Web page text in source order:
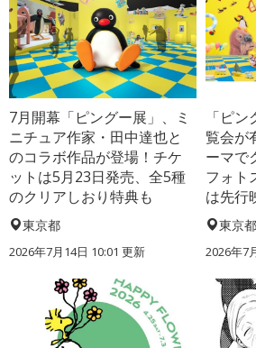
7月開幕「ピングー展」、ミ
ニチュア作家・田中達也と
のコラボ作品が登場！チケ
ットは5月23日発売、全5種
のクリアしおり特典も
東京都
2026年7月14日 10:01 更新
「ピ
覧会が
ーマで
フォト
は先行
東京都
2026年7